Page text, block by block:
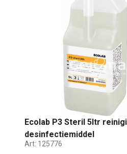
Ecolab P3 Steril 5ltr
desinfectiemiddel
Art: 125776